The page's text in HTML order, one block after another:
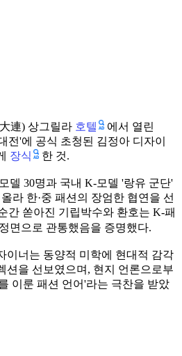
連) 상그릴라 호텔
에서 열린
전'에 공식 초청된 김정아 디자이
장식 한 것.
델 30명과 국내 K-모델 '랑유 군단'
라 한·중 패션의 장엄한 협연을 선
간 쏟아진 기립박수와 환호는 K-패
면으로 관통했음을 증명했다.
이너는 동양적 미학에 현대적 감각
션을 선보였으며, 현지 언론으로부
이룬 패션 언어'라는 극찬을 받았